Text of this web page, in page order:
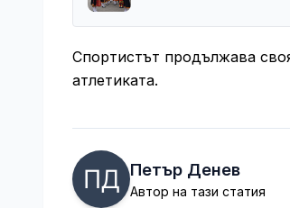
Спортистът продължава
атлетиката.
Петър Денев
Автор на тази статия